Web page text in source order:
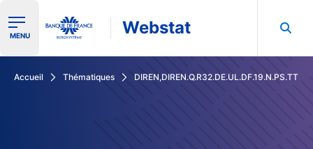
Ouvrir le menu de navigation
MENU Webstat
Accueil Thématiques DIREN,DIREN.Q.R32.DE.UL.DF.19.N.PS.TT